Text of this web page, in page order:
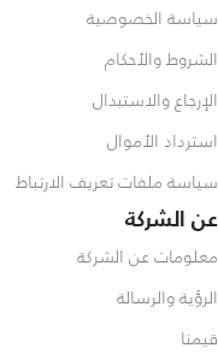
سياسة الخصوصية
الشروط والأحكام
الإرجاع والاستبدال
استرداد الأموال
سياسة ملفات تعريف الارتباط
عن الشركة
معلومات عن الشركة
الرؤية والرسالة
قيمنا